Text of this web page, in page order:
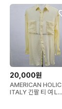
20,000원
AMERICAN HOLIC
ITALY 긴팔 티 여 L